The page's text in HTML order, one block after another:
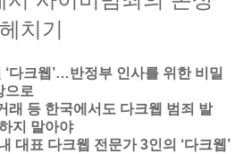
치기
다크웹’…반정부 인사를 위한 비밀
으로
래 등 한국에서도 다크웹 범죄 발
지 말아야
대표 다크웹 전문가 3인의 ‘다크웹’